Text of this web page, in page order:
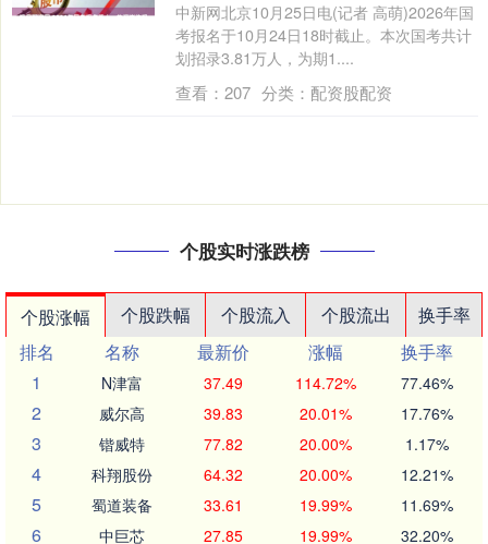
中新网北京10月25日电(记者 高萌)2026年国
考报名于10月24日18时截止。本次国考共计
划招录3.81万人，为期1....
查看： 207 分类： 配资股配资
个股实时涨跌榜
个股涨幅 个股跌幅 个股流入 个股流出
换手率
排名
名称 最新价 涨幅
换手率
1
N津富 37.49 114.72% 77.46%
2 威尔高 39.83 20.01% 17.76%
3 锴威特 77.82 20.00% 1.17%
4 科翔股份 64.32 20.00% 12.21%
5 蜀道装备 33.61 19.99% 11.69%
6 中巨芯 27.85 19.99% 32.20%